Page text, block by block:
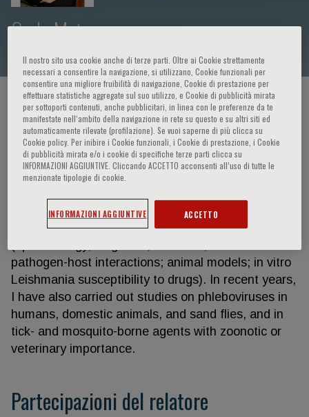
Carla Maia
HOME PAGE / CORSI ED EVENTI / RELATORE
Carla Maia
Research Interest and activities (past and present):
Leishmania and phlebotomine sand flies
pathogen-host interactions; animal models; in vitro
Leishmania susceptibility to drugs). In recent years,
I have also carried out studies on phleboviruses in
humans, domestic animals, and sand flies, and in
tick- and mosquito-borne agents with zoonotic or
veterinary importance.
Partecipazioni del relatore
Il nostro sito usa cookie anche di terze parti. Oltre ai Cookie strettamente
necessari a consentire la navigazione, si utilizzano, Cookie funzionali per
consentire una migliore fruibilità di navigazione, Cookie di prestazione per
effettuare statistiche aggregate sul suo utilizzo, e Cookie di pubblicità mirata
per sottoporti contenuti, anche pubblicitari, in linea con le preferenze da te
manifestate nell‘ambito della navigazione in rete su questo e su altri siti ed
automaticamente rilevate (profilazione). Se vuoi saperne di più clicca su
Cookie policy. Per inibire i Cookie funzionali, i Cookie di prestazione, i Cookie
di pubblicità mirata e/o i cookie di specifiche terze parti clicca su
INFORMAZIONI AGGIUNTIVE. Cliccando ACCETTO acconsenti all’uso di tutte le
menzionate tipologie di cookie.
INFORMAZIONI AGGIUNTIVE ACCETTO